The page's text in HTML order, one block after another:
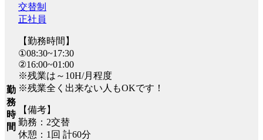
勤
務
時
間
交替制
正社員
【勤務時間】
①08:30~17:30
②16:00~01:00
※残業は～10H/月程度
※残業全く出来ない人もOKです！
【備考】
勤務：2交替
休憩：1回 計60分